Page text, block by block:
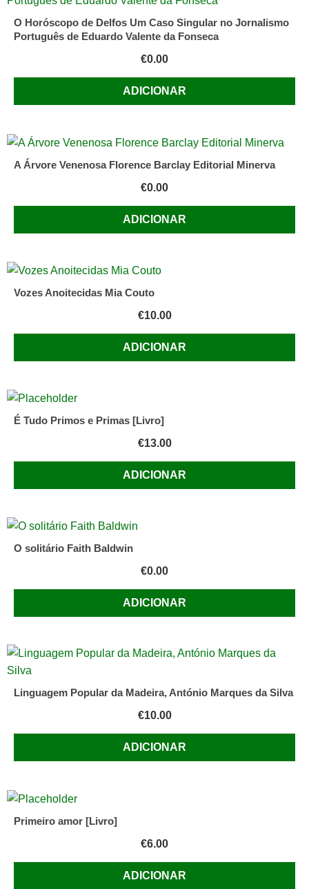
O Horóscopo de Delfos Um Caso Singular no Jornalismo
Português de Eduardo Valente da Fonseca
€0.00
ADICIONAR
A Árvore Venenosa Florence Barclay Editorial Minerva
€0.00
ADICIONAR
Vozes Anoitecidas Mia Couto
€10.00
ADICIONAR
É Tudo Primos e Primas [Livro]
€13.00
ADICIONAR
O solitário Faith Baldwin
€0.00
ADICIONAR
Linguagem Popular da Madeira, António Marques da Silva
€10.00
ADICIONAR
Primeiro amor [Livro]
€6.00
ADICIONAR